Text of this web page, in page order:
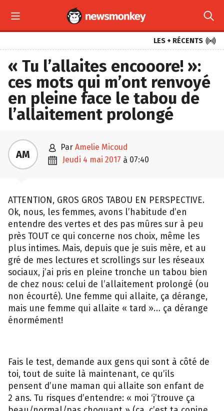
 
LES + RÉCENTS 
« Tu l’allaites encooore! »:
ces mots qui m’ont renvoyé
en pleine face le tabou de
l’allaitement prolongé
AM  par Amelie Micoud
 jeudi 4 mai 2017 à 07:40
ATTENTION, GROS GROS TABOU EN PERSPECTIVE.
Ok, nous, les femmes, avons l’habitude d’en
entendre des vertes et des pas mûres sur à peu
près TOUT ce qui concerne nos choix, même les
plus intimes. Mais, depuis que je suis mère, et au
gré de mes lectures et scrollings sur les réseaux
sociaux, j’ai pris en pleine tronche un tabou bien
de chez nous: celui de l’allaitement prolongé (ou
non écourté). Une femme qui allaite, ça dérange,
mais une femme qui allaite « tard »… ça dérange
énormément!
Fais le test, demande aux gens qui sont à côté de
toi, tout de suite là maintenant, ce qu’ils
pensent d’une maman qui allaite son enfant de
2 ans. Tu risques d’entendre: « moi ‘j’trouve ça